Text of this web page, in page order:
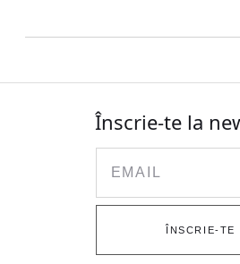
Înscrie-te la
ÎNSCRIE-TE